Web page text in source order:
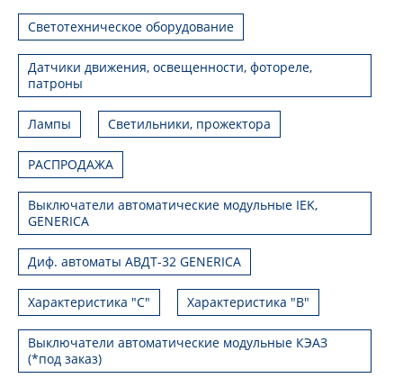
Светотехническое оборудование
Датчики движения, освещенности, фотореле,
патроны
Лампы Светильники, прожектора
РАСПРОДАЖА
Выключатели автоматические модульные IEK,
GENERICA
Диф. автоматы АВДТ-32 GENERICA
Характеристика "С" Характеристика "В"
Выключатели автоматические модульные КЭАЗ
(*под заказ)